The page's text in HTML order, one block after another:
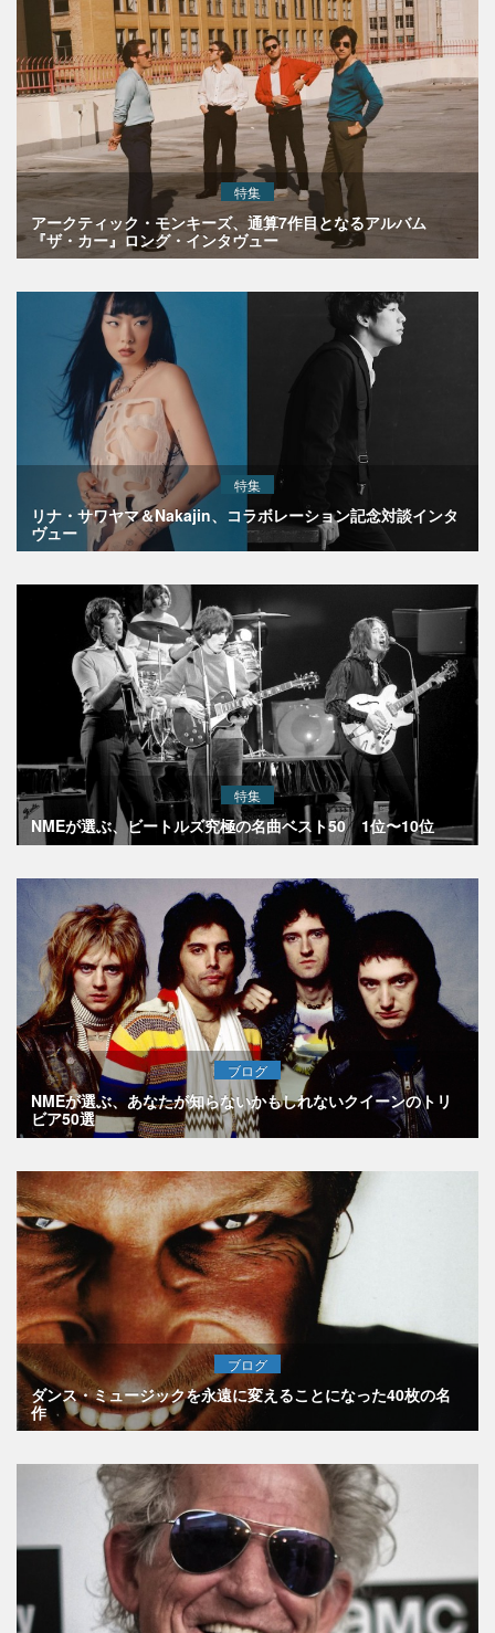
特集
アークティック・モンキーズ、通算7作目となるアルバム
『ザ・カー』ロング・インタヴュー
特集
リナ・サワヤマ＆Nakajin、コラボレーション記念対談インタ
ヴュー
特集
NMEが選ぶ、ビートルズ究極の名曲ベスト50 1位〜10位
ブログ
NMEが選ぶ、あなたが知らないかもしれないクイーンのトリ
ビア50選
ブログ
ダンス・ミュージックを永遠に変えることになった40枚の名
作